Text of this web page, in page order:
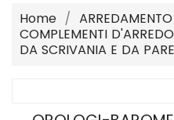
Home
COMPLEMENTI D'ARREDO
DA SCRIVANIA E DA